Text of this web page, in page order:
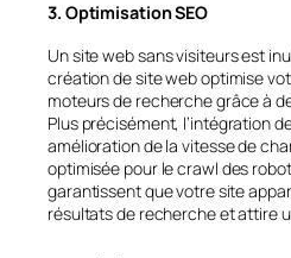
3. Optimisation SEO
Un site web sans visiteurs est
création de site web optimise
moteurs de recherche grâce à
Plus précisément, l’intégration
amélioration de la vitesse de
optimisée pour le crawl des
garantissent que votre site
résultats de recherche et attire